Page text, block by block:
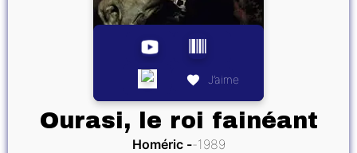
J’aime
Ourasi, le roi fainéant
Homéric 1989